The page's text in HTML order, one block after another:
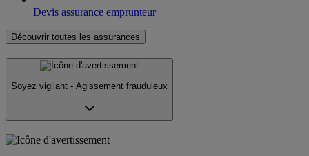
Devis assurance emprunteur
Découvrir toutes les assurances
Soyez vigilant - Agissement frauduleux